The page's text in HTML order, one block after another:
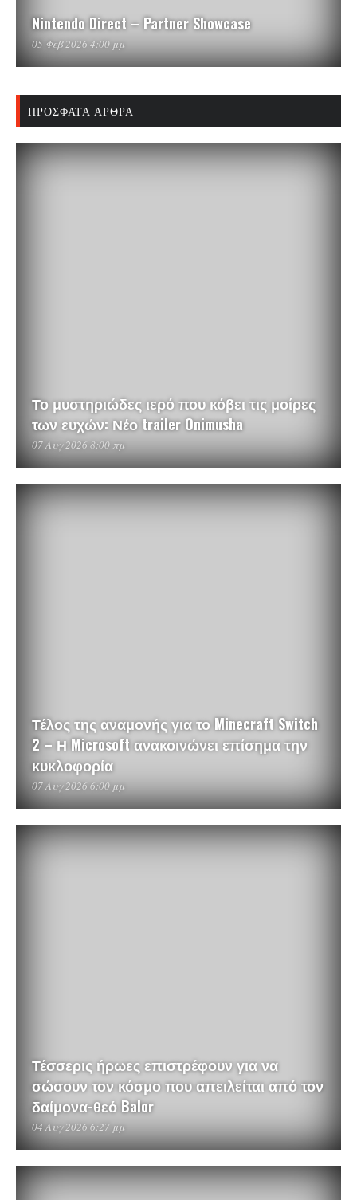
Nintendo Direct – Partner Showcase
05 Φεβ 2026 4:00 μμ
ΠΡΌΣΦΑΤΑ ΆΡΘΡΑ
Το μυστηριώδες ιερό που κόβει τις μοίρες
των ευχών: Νέο trailer Onimusha
07 Αυγ 2026 8:00 πμ
Τέλος της αναμονής για το Minecraft Switch
2 – Η Microsoft ανακοινώνει επίσημα την
κυκλοφορία
07 Αυγ 2026 6:00 μμ
Τέσσερις ήρωες επιστρέφουν για να
σώσουν τον κόσμο που απειλείται από τον
δαίμονα-θεό Balor
04 Αυγ 2026 6:27 μμ